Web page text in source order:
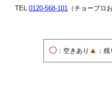
TEL. 0120-568-101 （チョープロ
〇：空きあり ▲ ：